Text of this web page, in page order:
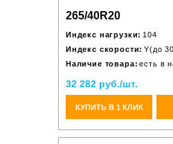
265/40R20
Индекс нагрузки: 104
Индекс скорости: Y(до
Наличие товара: есть в
32 282 руб./шт.
КУПИТЬ В 1 КЛИК